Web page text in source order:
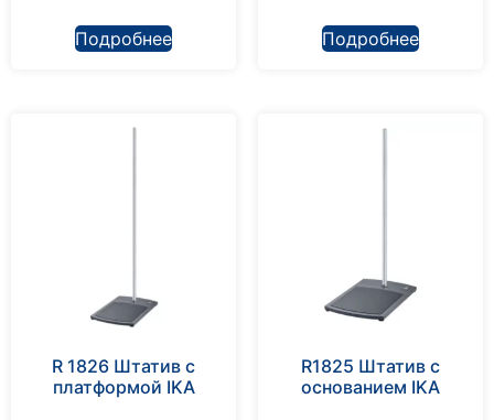
Подробнее Подробнее
R 1826 Штатив с
платформой IKA
R1825 Штатив с
основанием IKA